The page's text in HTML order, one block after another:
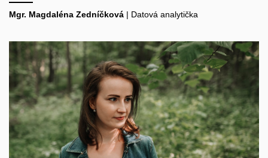
Mgr. Magdaléna Zedníčková | Datová analytička